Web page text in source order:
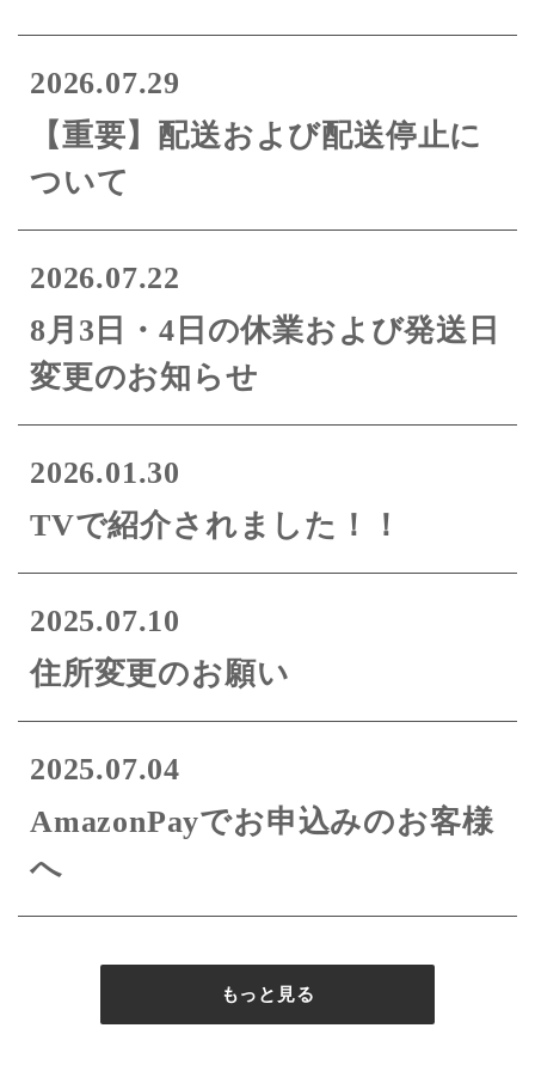
2026.07.29
【重要】配送および配送停止に
ついて
2026.07.22
8月3日・4日の休業および発送日
変更のお知らせ
2026.01.30
TVで紹介されました！！
2025.07.10
住所変更のお願い
2025.07.04
AmazonPayでお申込みのお客様
へ
もっと見る